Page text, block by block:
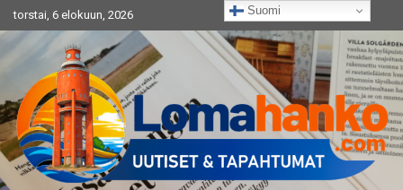
Skip
to
content
torstai, 6 elokuun, 2026 Suomi